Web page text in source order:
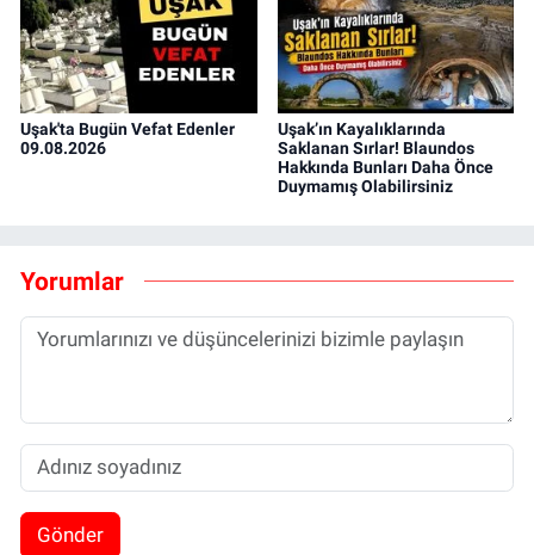
Uşak'ta Bugün Vefat Edenler
09.08.2026
Uşak’ın Kayalıklarında
Saklanan Sırlar! Blaundos
Hakkında Bunları Daha Önce
Duymamış Olabilirsiniz
Yorumlar
Gönder